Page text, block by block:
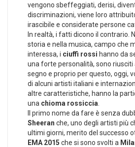
vengono sbeffeggiati, derisi,
discriminazioni, viene loro
irascibile e considerate persone
In realtà, i fatti dicono il contrario.
storia e nella musica, campo che
interessa, i ciuffi rossi hanno da
una forte personalità, sono riusciti
segno e proprio per questo, oggi,
di alcuni artisti italiani e
altre caratteristiche, hanno la
una chioma rossiccia
Il primo nome da fare è senza
Sheeran che, uno degli artisti più
ultimi giorni, merito del successo
EMA 2015 che si sono svolti a